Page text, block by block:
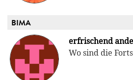
BIMA
erfrischend
Wo sind die